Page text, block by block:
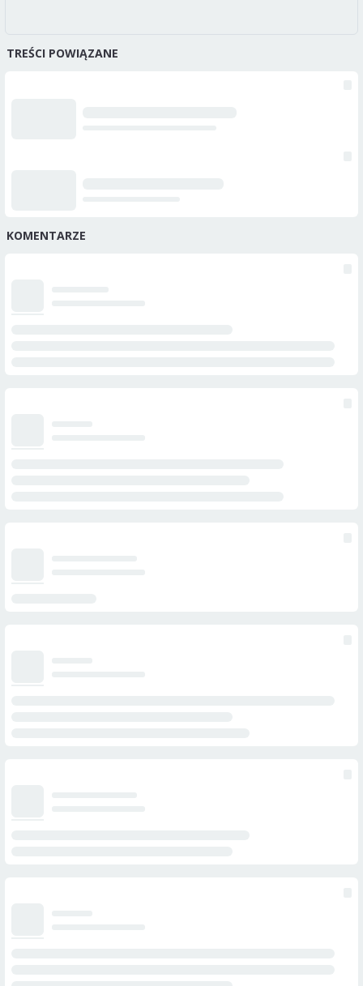
TREŚCI POWIĄZANE
KOMENTARZE